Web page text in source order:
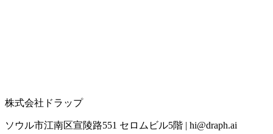
株式会社ドラップ
ソウル市江南区宣陵路551 セロムビル5階 | hi@draph.ai